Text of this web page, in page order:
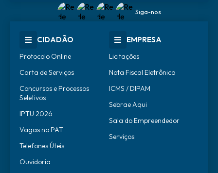
Siga-nos
CIDADÃO
Protocolo Online
Carta de Serviços
Concursos e Processos
Seletivos
IPTU 2026
Vagas no PAT
Telefones Úteis
Ouvidoria
EMPRESA
Licitações
Nota Fiscal Eletrônica
ICMS / DIPAM
Sebrae Aqui
Sala do Empreendedor
Serviços